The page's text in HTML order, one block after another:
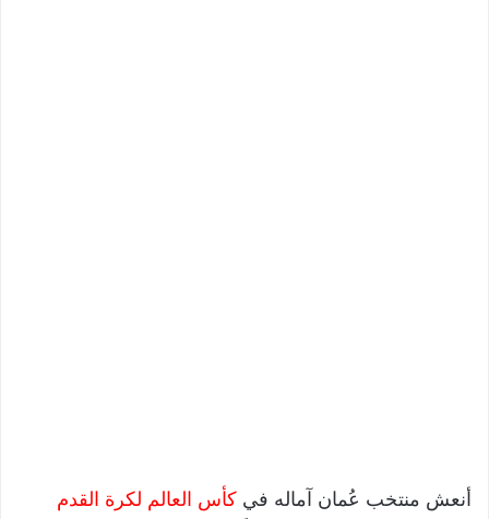
أنعش منتخب عُمان آماله في كأس العالم لكرة القدم